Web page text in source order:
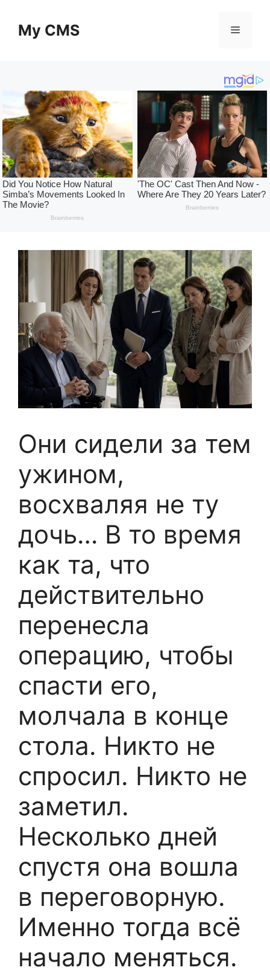
contentMy CMS Menu
Они сидели за тем
ужином,
восхваляя не ту
дочь… В то время
как та, что
действительно
перенесла
операцию, чтобы
спасти его,
молчала в конце
стола. Никто не
спросил. Никто не
заметил.
Несколько дней
спустя она вошла
в переговорную.
Именно тогда всё
начало меняться.